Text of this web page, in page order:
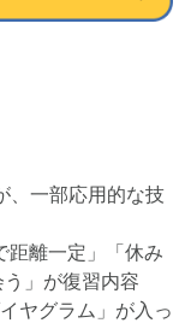
、一部応用的な技
距離一定」「休み
」が復習内容
ヤグラム」が入っ